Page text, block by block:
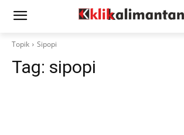
Topik Sipopi
Tag: sipopi